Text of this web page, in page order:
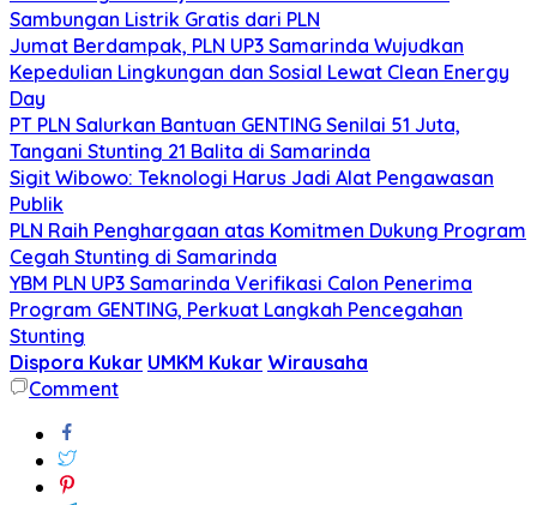
Sambungan Listrik Gratis dari PLN
Jumat Berdampak, PLN UP3 Samarinda Wujudkan
Kepedulian Lingkungan dan Sosial Lewat Clean Energy
Day
PT PLN Salurkan Bantuan GENTING Senilai 51 Juta,
Tangani Stunting 21 Balita di Samarinda
Sigit Wibowo: Teknologi Harus Jadi Alat Pengawasan
Publik
PLN Raih Penghargaan atas Komitmen Dukung Program
Cegah Stunting di Samarinda
YBM PLN UP3 Samarinda Verifikasi Calon Penerima
Program GENTING, Perkuat Langkah Pencegahan
Stunting
Dispora Kukar UMKM Kukar Wirausaha
Comment